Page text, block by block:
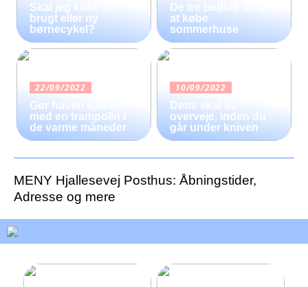
Skal jeg købe en
brugt eller ny
børnecykel?
De tre bedste steder
at købe
sommerhuse
22/09/2022
Gør haven sjovere
med en trampolin i
de varme måneder
10/09/2022
Dette skal du
overveje, inden du
går under kniven
MENY Hjallesevej Posthus: Åbningstider,
Adresse og mere